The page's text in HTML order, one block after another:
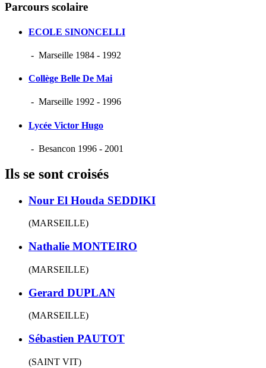
Parcours scolaire
ECOLE SINONCELLI
- Marseille 1984 - 1992
Collège Belle De Mai
- Marseille 1992 - 1996
Lycée Victor Hugo
- Besancon 1996 - 2001
Ils se sont croisés
Nour El Houda SEDDIKI
(MARSEILLE)
Nathalie MONTEIRO
(MARSEILLE)
Gerard DUPLAN
(MARSEILLE)
Sébastien PAUTOT
(SAINT VIT)